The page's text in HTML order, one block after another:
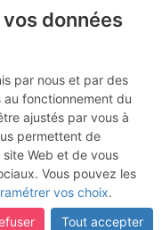
En
depuis
données
par nous et par des
au fonctionnement du
ajustés par vous à
permettent de
Web et de vous
Vous pouvez les
vos choix.
Tout accepter